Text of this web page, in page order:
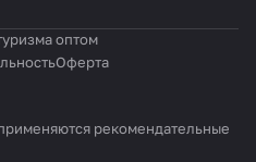
оптом
Оферта
рекомендательные